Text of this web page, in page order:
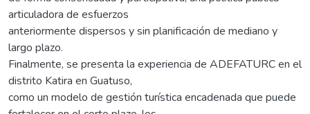
articuladora de esfuerzos
anteriormente dispersos y sin planificación de mediano y
largo plazo.
Finalmente, se presenta la experiencia de ADEFATURC en el
distrito Katira en Guatuso,
como un modelo de gestión turística encadenada que puede